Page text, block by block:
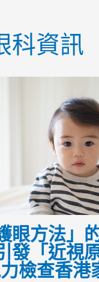
科資訊
眼方法」
發「近視原
檢查香港